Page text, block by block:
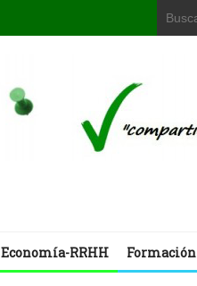
Economía-RRHH Formación